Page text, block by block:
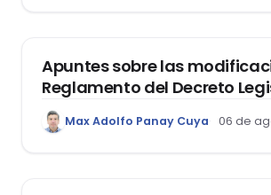
Apuntes sobre las
Reglamento del Decreto
1400, que aprueba el
Garantía Mobiliaria
Max Adolfo Panay Cuya 06 de